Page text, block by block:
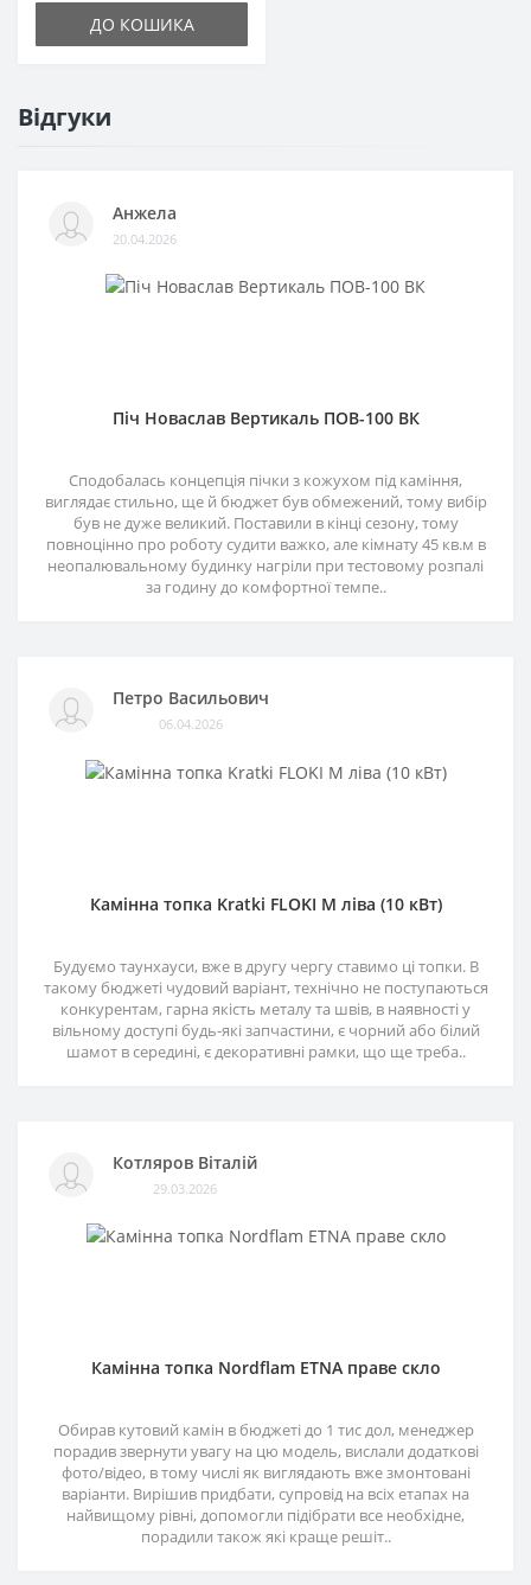
ДО КОШИКА
Відгуки
Анжела
20.04.2026
Піч Новаслав Вертикаль ПОВ-100 ВК
Сподобалась концепція пічки з кожухом під каміння,
виглядає стильно, ще й бюджет був обмежений, тому вибір
був не дуже великий. Поставили в кінці сезону, тому
повноцінно про роботу судити важко, але кімнату 45 кв.м в
неопалювальному будинку нагріли при тестовому розпалі
за годину до комфортної темпе..
Петро Васильович
06.04.2026
Камінна топка Kratki FLOKI M ліва (10 кВт)
Будуємо таунхауси, вже в другу чергу ставимо ці топки. В
такому бюджеті чудовий варіант, технічно не поступаються
конкурентам, гарна якість металу та швів, в наявності у
вільному доступі будь-які запчастини, є чорний або білий
шамот в середині, є декоративні рамки, що ще треба..
Котляров Віталій
29.03.2026
Камінна топка Nordflam ETNA праве скло
Обирав кутовий камін в бюджеті до 1 тис дол, менеджер
порадив звернути увагу на цю модель, вислали додаткові
фото/відео, в тому числі як виглядають вже змонтовані
варіанти. Вирішив придбати, супровід на всіх етапах на
найвищому рівні, допомогли підібрати все необхідне,
порадили також які краще решіт..